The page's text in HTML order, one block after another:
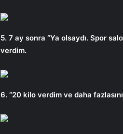
5. 7 ay sonra “Ya olsaydı. Spor
verdim.
6. “20 kilo verdim ve daha